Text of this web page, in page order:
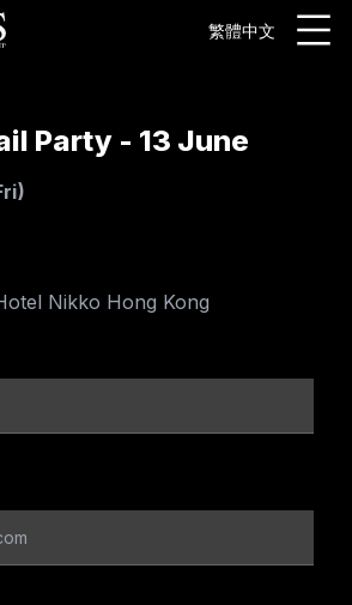
繁體中文
Party - 13 June
Nikko Hong Kong